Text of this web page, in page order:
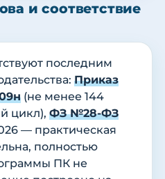
и соответствие
последним
Приказ
(не менее 144
цикл), ФЗ №28-ФЗ
— практическая
полностью
ПК не